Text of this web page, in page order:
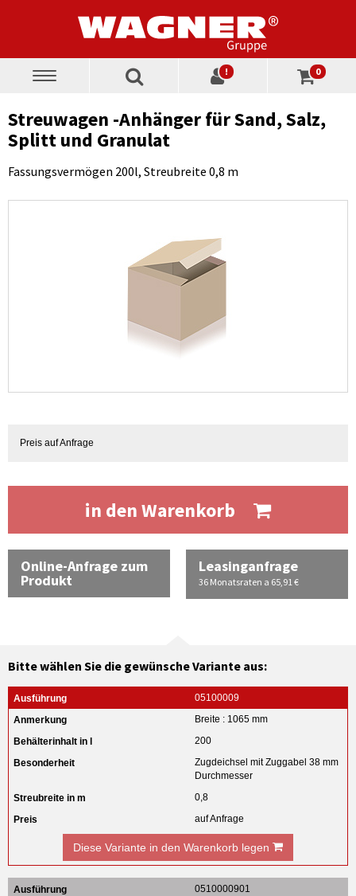
Toggle
! 0
Streuwagen -Anhänger für Sand, Salz,
Splitt und Granulat
Fassungsvermögen 200l, Streubreite 0,8 m
Preis auf Anfrage
in den Warenkorb
Online-Anfrage zum
Produkt
Leasinganfrage
36 Monatsraten a 65,91 €
Bitte wählen Sie die gewünsche Variante aus:
05100009
Breite : 1065 mm
200
Zugdeichsel mit Zuggabel 38 mm
Durchmesser
0,8
auf Anfrage
Diese Variante in den Warenkorb legen
0510000901